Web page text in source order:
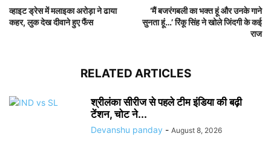
व्हाइट ड्रेस में मलाइका अरोड़ा ने ढाया
कहर, लुक देख दीवाने हुए फैंस
‘मैं बजरंगबली का भक्त हूं और उनके गाने
सुनता हूं…’ रिंकू सिंह ने खोले जिंदगी के कई
राज
RELATED ARTICLES
श्रीलंका सीरीज से पहले टीम इंडिया की बढ़ी
टेंशन, चोट ने...
Devanshu panday - August 8, 2026